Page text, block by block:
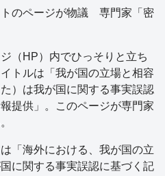
のページが物議 専門家「密
（HP）内でひっそりと立ち
トルは「我が国の立場と相容
）は我が国に関する事実誤認
提供」。このページが専門家
「海外における、我が国の立
に関する事実誤認に基づく記